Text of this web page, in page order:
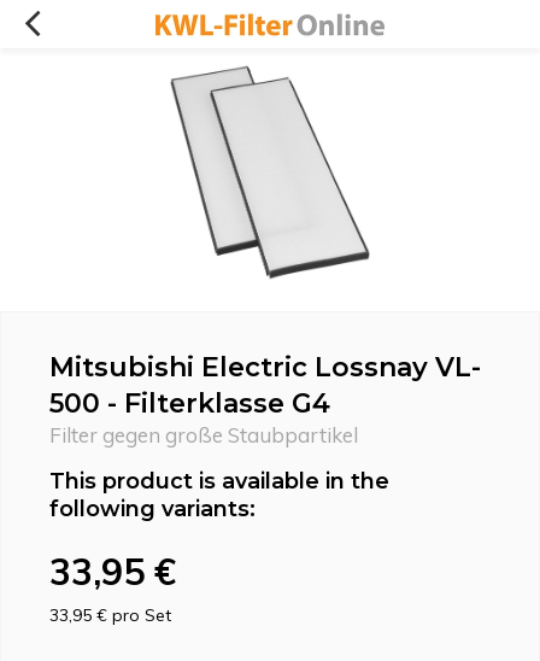
Mitsubishi Electric Lossnay VL-
500 - Filterklasse G4
Filter gegen große Staubpartikel
This product is available in the
following variants:
33,95 €
33,95 € pro Set